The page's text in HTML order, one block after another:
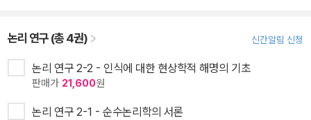
논리 연구 (총 4권) 신간알림 신청
논리 연구 2-2 - 인식에 대한 현상학적 해명의 기초
판매가 21,600원
논리 연구 2-1 - 순수논리학의 서론